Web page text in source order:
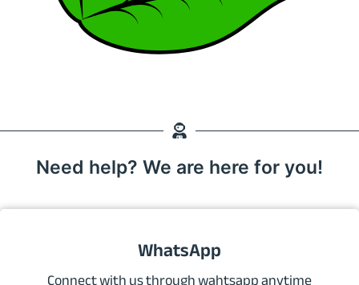
Need help? We are here for you!
WhatsApp